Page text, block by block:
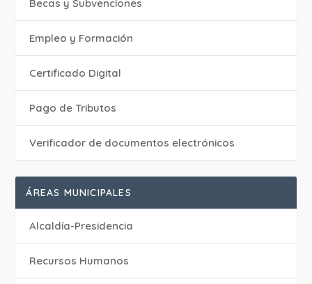
Becas y Subvenciones
Empleo y Formación
Certificado Digital
Pago de Tributos
Verificador de documentos electrónicos
ÁREAS MUNICIPALES
Alcaldía-Presidencia
Recursos Humanos